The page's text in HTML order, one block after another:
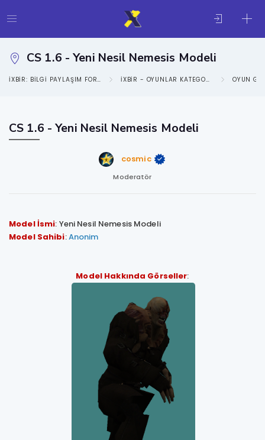
CS 1.6 - Yeni Nesil Nemesis Modeli
IXBIR: BILGI PAYLAŞIM FORUMU IXBIR - OYUNLAR KATEGORISI OYUN
CS 1.6 - Yeni Nesil Nemesis Modeli
cosmic
Moderatör
Model İsmi: Yeni Nesil Nemesis Modeli
Model Sahibi:Anonim
Model Hakkında Görseller: